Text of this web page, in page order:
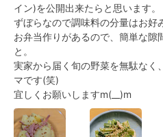
イン)を公開出来たらと思います。
ずぼらなので調味料の分量はお好
お弁当作りがあるので、簡単な隙
と。
実家から届く旬の野菜を無駄なく
マです(笑)
宜しくお願いしますm(__)m